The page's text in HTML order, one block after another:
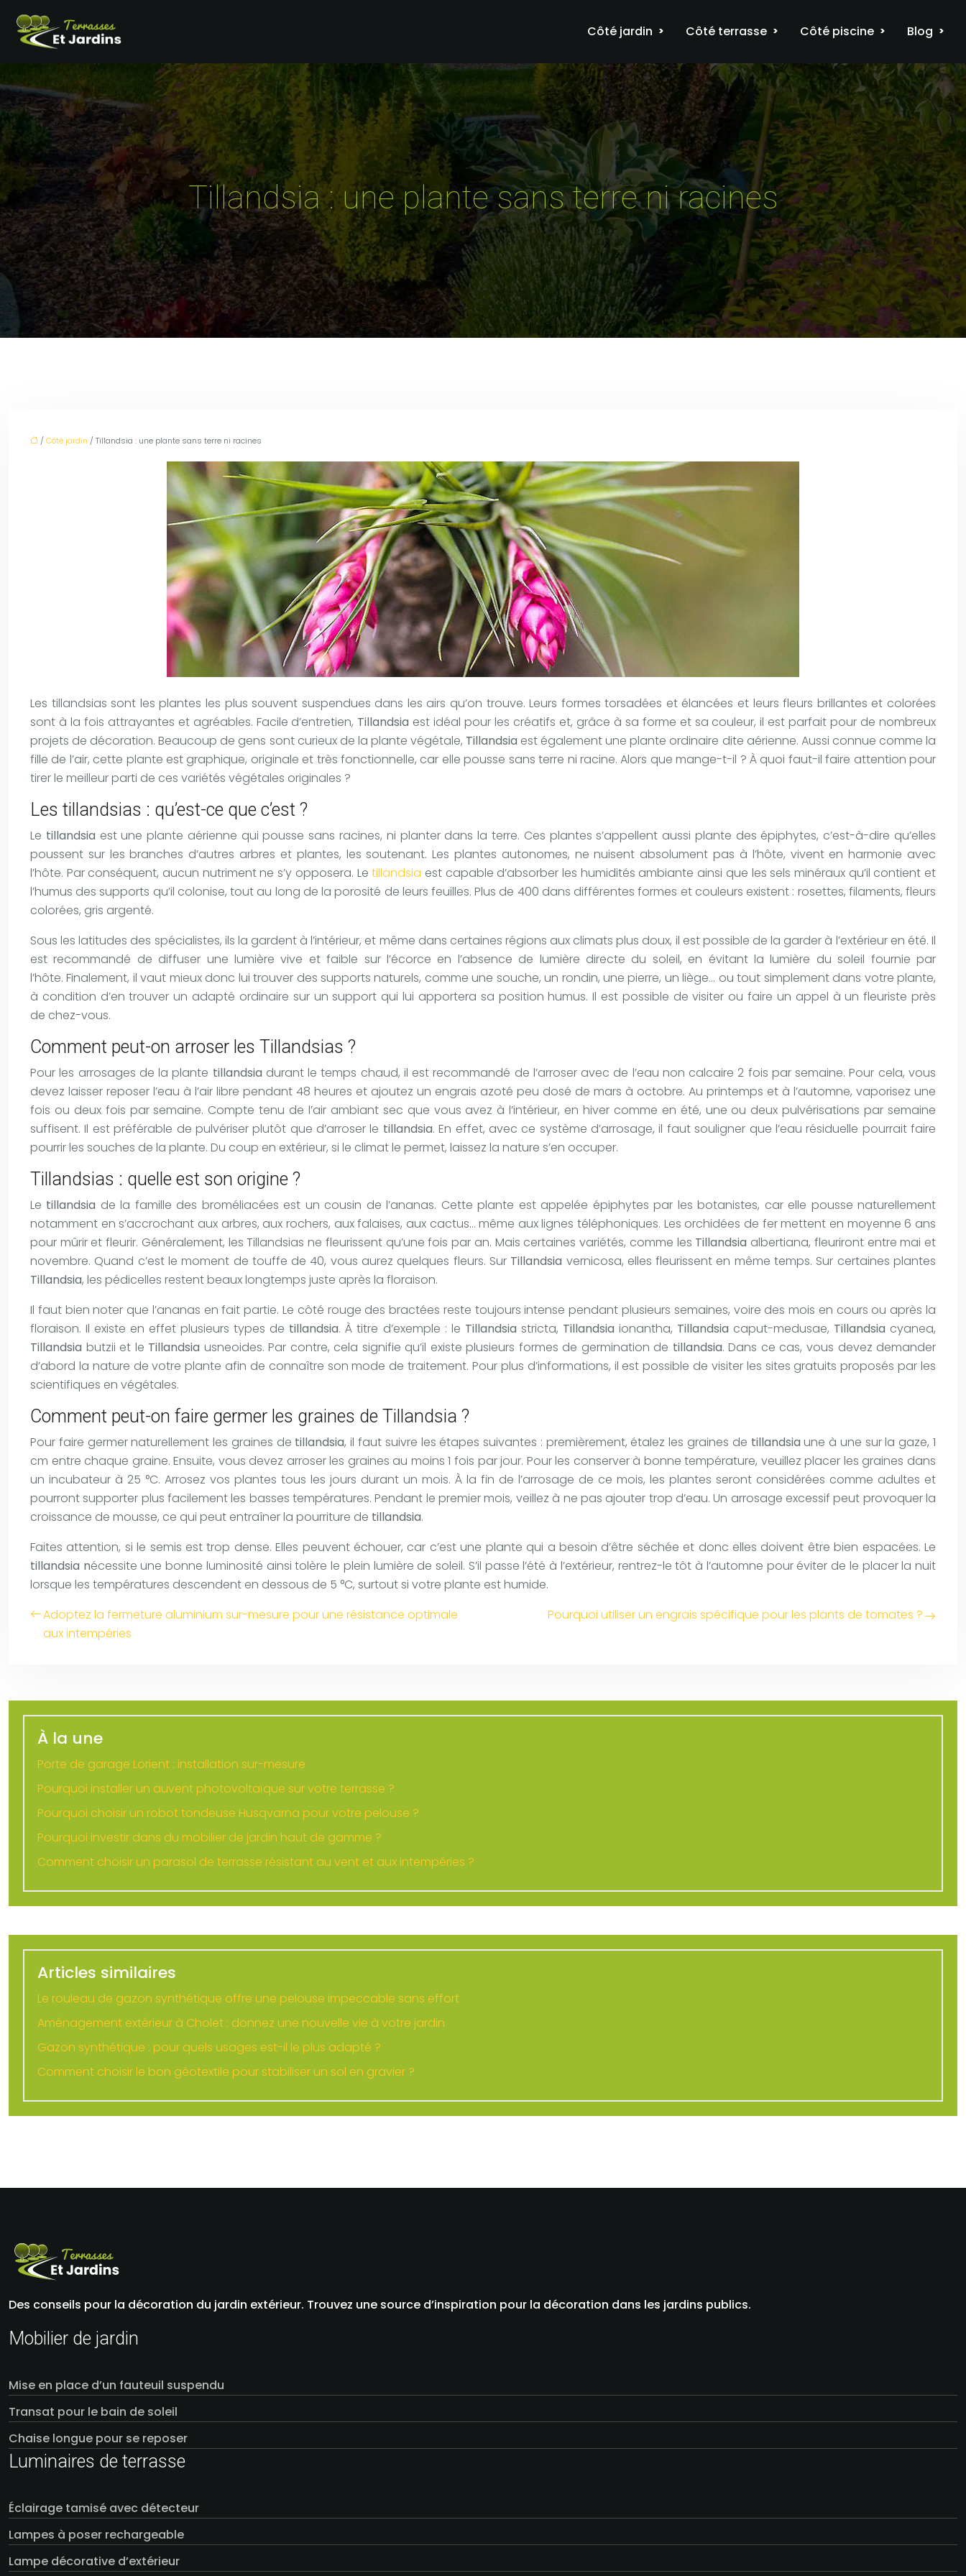
Côté jardin Côté terrasse Côté piscine Blog
Tillandsia : une plante sans terre ni racines
/Côté jardin / Tillandsia : une plante sans terre ni racines
Les tillandsias sont les plantes les plus souvent suspendues dans les airs qu’on trouve. Leurs formes torsadées et élancées et leurs fleurs brillantes et colorées
sont à la fois attrayantes et agréables. Facile d’entretien, Tillandsia est idéal pour les créatifs et, grâce à sa forme et sa couleur, il est parfait pour de nombreux
projets de décoration. Beaucoup de gens sont curieux de la plante végétale, Tillandsia est également une plante ordinaire dite aérienne. Aussi connue comme la
fille de l’air, cette plante est graphique, originale et très fonctionnelle, car elle pousse sans terre ni racine. Alors que mange-t-il ? À quoi faut-il faire attention pour
tirer le meilleur parti de ces variétés végétales originales ?
Les tillandsias : qu’est-ce que c’est ?
Le tillandsia est une plante aérienne qui pousse sans racines, ni planter dans la terre. Ces plantes s’appellent aussi plante des épiphytes, c’est-à-dire qu’elles
poussent sur les branches d’autres arbres et plantes, les soutenant. Les plantes autonomes, ne nuisent absolument pas à l’hôte, vivent en harmonie avec
l’hôte. Par conséquent, aucun nutriment ne s’y opposera. Letillandsia est capable d’absorber les humidités ambiante ainsi que les sels minéraux qu’il contient et
l’humus des supports qu’il colonise, tout au long de la porosité de leurs feuilles. Plus de 400 dans différentes formes et couleurs existent : rosettes, filaments, fleurs
colorées, gris argenté.
Sous les latitudes des spécialistes, ils la gardent à l’intérieur, et même dans certaines régions aux climats plus doux, il est possible de la garder à l’extérieur en été. Il
est recommandé de diffuser une lumière vive et faible sur l’écorce en l’absence de lumière directe du soleil, en évitant la lumière du soleil fournie par
l’hôte. Finalement, il vaut mieux donc lui trouver des supports naturels, comme une souche, un rondin, une pierre, un liège… ou tout simplement dans votre plante,
à condition d’en trouver un adapté ordinaire sur un support qui lui apportera sa position humus. Il est possible de visiter ou faire un appel à un fleuriste près
de chez-vous.
Comment peut-on arroser les Tillandsias ?
Pour les arrosages de la plante tillandsia durant le temps chaud, il est recommandé de l’arroser avec de l’eau non calcaire 2 fois par semaine. Pour cela, vous
devez laisser reposer l’eau à l’air libre pendant 48 heures et ajoutez un engrais azoté peu dosé de mars à octobre. Au printemps et à l’automne, vaporisez une
fois ou deux fois par semaine. Compte tenu de l’air ambiant sec que vous avez à l’intérieur, en hiver comme en été, une ou deux pulvérisations par semaine
suffisent. Il est préférable de pulvériser plutôt que d’arroser le tillandsia. En effet, avec ce système d’arrosage, il faut souligner que l’eau résiduelle pourrait faire
pourrir les souches de la plante. Du coup en extérieur, si le climat le permet, laissez la nature s’en occuper.
Tillandsias : quelle est son origine ?
Le tillandsia de la famille des broméliacées est un cousin de l’ananas. Cette plante est appelée épiphytes par les botanistes, car elle pousse naturellement
notamment en s’accrochant aux arbres, aux rochers, aux falaises, aux cactus… même aux lignes téléphoniques. Les orchidées de fer mettent en moyenne 6 ans
pour mûrir et fleurir. Généralement, les Tillandsias ne fleurissent qu’une fois par an. Mais certaines variétés, comme les Tillandsia albertiana, fleuriront entre mai et
novembre. Quand c’est le moment de touffe de 40, vous aurez quelques fleurs. Sur Tillandsia vernicosa, elles fleurissent en même temps. Sur certaines plantes
Tillandsia, les pédicelles restent beaux longtemps juste après la floraison.
Il faut bien noter que l’ananas en fait partie. Le côté rouge des bractées reste toujours intense pendant plusieurs semaines, voire des mois en cours ou après la
floraison. Il existe en effet plusieurs types de tillandsia. À titre d’exemple : le Tillandsia stricta, Tillandsia ionantha, Tillandsia caput-medusae, Tillandsia cyanea,
Tillandsia butzii et le Tillandsia usneoides. Par contre, cela signifie qu’il existe plusieurs formes de germination de tillandsia. Dans ce cas, vous devez demander
d’abord la nature de votre plante afin de connaître son mode de traitement. Pour plus d’informations, il est possible de visiter les sites gratuits proposés par les
scientifiques en végétales.
Comment peut-on faire germer les graines de Tillandsia ?
Pour faire germer naturellement les graines de tillandsia, il faut suivre les étapes suivantes : premièrement, étalez les graines de tillandsia une à une sur la gaze, 1
cm entre chaque graine. Ensuite, vous devez arroser les graines au moins 1 fois par jour. Pour les conserver à bonne température, veuillez placer les graines dans
un incubateur à 25 °C. Arrosez vos plantes tous les jours durant un mois. À la fin de l’arrosage de ce mois, les plantes seront considérées comme adultes et
pourront supporter plus facilement les basses températures. Pendant le premier mois, veillez à ne pas ajouter trop d’eau. Un arrosage excessif peut provoquer la
croissance de mousse, ce qui peut entraîner la pourriture de tillandsia.
Faites attention, si le semis est trop dense. Elles peuvent échouer, car c’est une plante qui a besoin d’être séchée et donc elles doivent être bien espacées. Le
tillandsia nécessite une bonne luminosité ainsi tolère le plein lumière de soleil. S’il passe l’été à l’extérieur, rentrez-le tôt à l’automne pour éviter de le placer la nuit
lorsque les températures descendent en dessous de 5 °C, surtout si votre plante est humide.
Adoptez la fermeture aluminium sur-mesure pour une résistance optimale
aux intempéries
Pourquoi utiliser un engrais spécifique pour les plants de tomates ?
À la une
Porte de garage Lorient : installation sur-mesure
Pourquoi installer un auvent photovoltaïque sur votre terrasse ?
Pourquoi choisir un robot tondeuse Husqvarna pour votre pelouse ?
Pourquoi investir dans du mobilier de jardin haut de gamme ?
Comment choisir un parasol de terrasse résistant au vent et aux intempéries ?
Articles similaires
Le rouleau de gazon synthétique offre une pelouse impeccable sans effort
Aménagement extérieur à Cholet : donnez une nouvelle vie à votre jardin
Gazon synthétique : pour quels usages est-il le plus adapté ?
Comment choisir le bon géotextile pour stabiliser un sol en gravier ?
Des conseils pour la décoration du jardin extérieur. Trouvez une source d’inspiration pour la décoration dans les jardins publics.
Mobilier de jardin
Mise en place d’un fauteuil suspendu
Transat pour le bain de soleil
Chaise longue pour se reposer
Luminaires de terrasse
Éclairage tamisé avec détecteur
Lampes à poser rechargeable
Lampe décorative d’extérieur